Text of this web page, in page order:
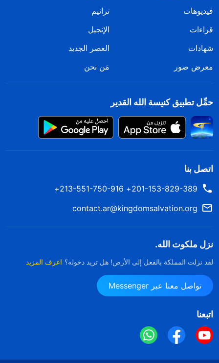
فيديوهات
ترانيم
قراءات
الإنجيل
شهادات
العصر الجديد
معرض صور
مَن نحن
حمِّل تطبيق كنيسة الله القدير
اتصل بنا
201-153-829-389+ 213-551-750-916+
contact.ar@kingdomsalvation.org
نزل ملكوت الله.
لقد نزلت المملكة بالفعل إلى الأرض! هل تريد دخوله؟ اعرف المزيد
تواصل معنا عبر Messenger
اتبعنا